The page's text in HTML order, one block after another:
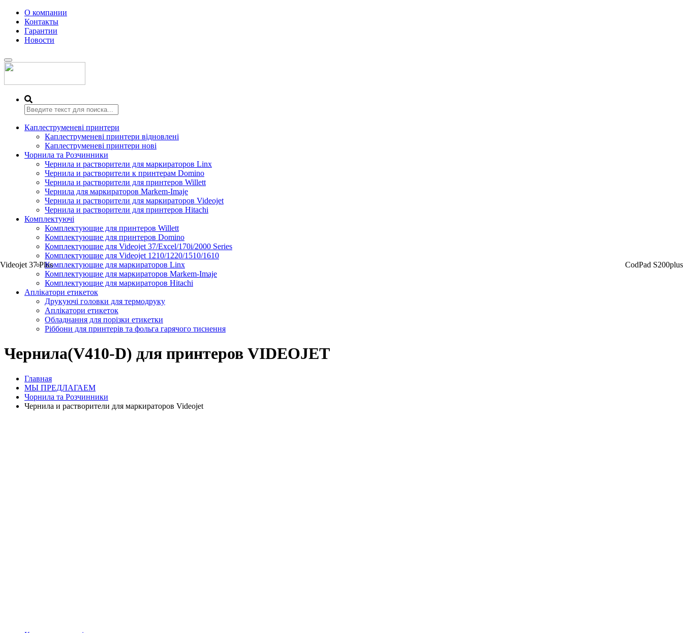
О компании
Контакты
Гарантии
Новости
Переключить
навигацию
Каплеструменеві принтери
Каплеструменеві принтери відновлені
Каплеструменеві принтери нові
Чорнила та Розчинники
Чернила и растворители для маркираторов Linx
Чернила и растворители к принтерам Domino
Чернила и растворители для принтеров Willett
Чернила для маркираторов Markem-Imaje
Чернила и растворители для маркираторов Videojet
Чернила и растворители для принтеров Hitachi
Комплектуючі
Комплектующие для принтеров Willett
Комплектующие для принтеров Domino
Комплектующие для Videojet 37/Excel/170i/2000 Series
Комплектующие для Videojet 1210/1220/1510/1610
Комплектующие для маркираторов Linx
Комплектующие для маркираторов Markem-Imaje
Комплектующие для маркираторов Hitachi
Аплікатори етикеток
Друкуючі головки для термодруку
Аплікатори етикеток
Обладнання для порізки етикетки
Ріббони для принтерів та фольга гарячого тиснення
Чернила(V410-D) для принтеров VIDEOJET
Главная
МЫ ПРЕДЛАГАЕМ
Чорнила та Розчинники
Чернила и растворители для маркираторов Videojet
Videojet 37 Plus CodPad S200plus